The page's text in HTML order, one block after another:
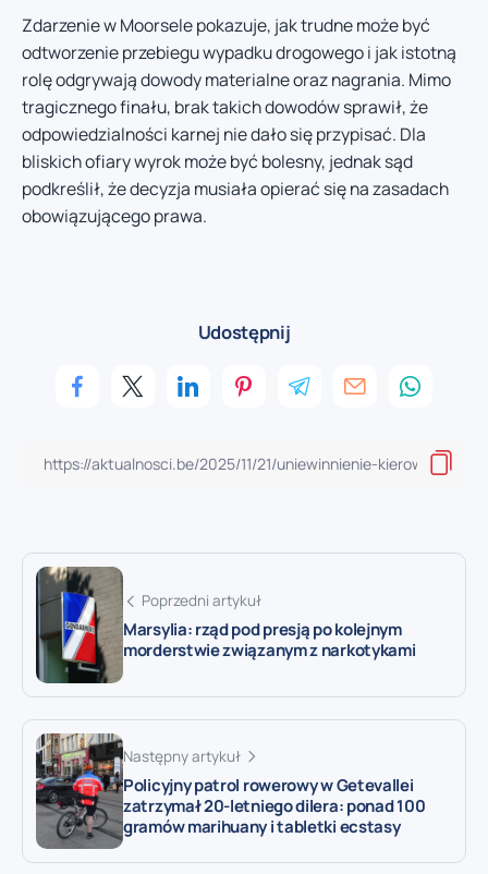
Zdarzenie w Moorsele pokazuje, jak trudne może być
odtworzenie przebiegu wypadku drogowego i jak istotną
rolę odgrywają dowody materialne oraz nagrania. Mimo
tragicznego finału, brak takich dowodów sprawił, że
odpowiedzialności karnej nie dało się przypisać. Dla
bliskich ofiary wyrok może być bolesny, jednak sąd
podkreślił, że decyzja musiała opierać się na zasadach
obowiązującego prawa.
Udostępnij
Poprzedni artykuł
Marsylia: rząd pod presją po kolejnym
morderstwie związanym z narkotykami
Następny artykuł
Policyjny patrol rowerowy w Getevallei
zatrzymał 20-letniego dilera: ponad 100
gramów marihuany i tabletki ecstasy